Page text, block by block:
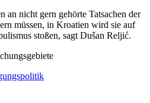
an nicht gern gehörte Tatsachen der
müssen, in Kroatien wird sie auf
stoßen, sagt Dušan Reljić.